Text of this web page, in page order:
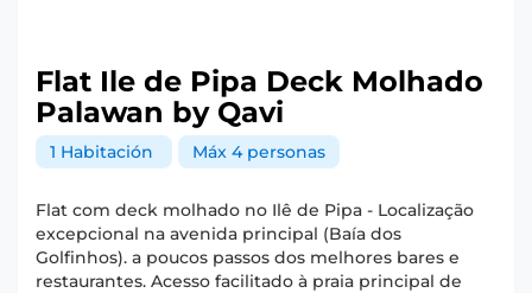
Flat Ile de Pipa Deck Molhado
Palawan by Qavi
1 Habitación Máx 4 personas
Flat com deck molhado no Ilê de Pipa - Localização
excepcional na avenida principal (Baía dos
Golfinhos). a poucos passos dos melhores bares e
restaurantes. Acesso facilitado à praia principal de